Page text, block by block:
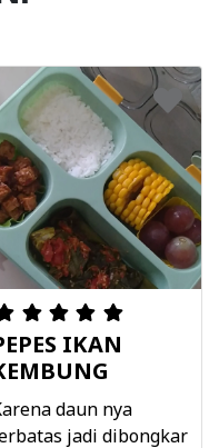
IKAN
daun nya
jadi dibongkar